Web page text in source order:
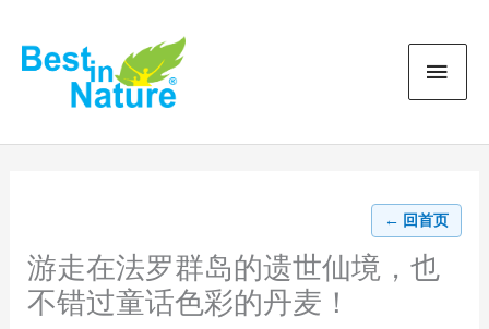
content
← 回首页
游走在法罗群岛的遗世仙境，也
不错过童话色彩的丹麦！